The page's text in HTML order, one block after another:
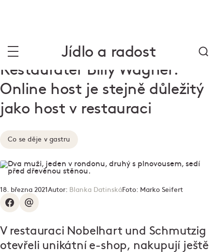
Jídlo a radost
Restauratér Billy Wagner:
Online host je stejně důležitý
jako host v restauraci
Co se děje v gastru
18. března 2021 Autor: Blanka DatinskáFoto: Marko Seifert
V restauraci Nobelhart und Schmutzig
otevřeli unikátní e-shop, nakupují ještě